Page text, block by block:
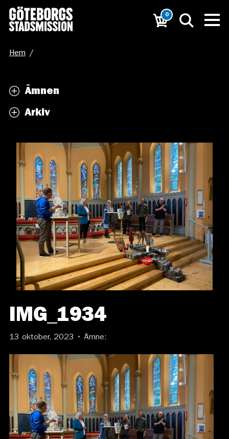
0
Hem /
Ämnen
Arkiv
IMG_1934
13 oktober, 2023 • Ämne: